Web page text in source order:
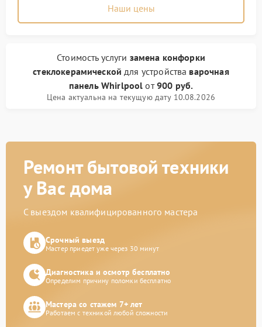
Наши цены
Стоимость услуги замена конфорки
стеклокерамической для устройства варочная
панель Whirlpool от900 руб.
Цена актуальна на текущую дату 10.08.2026
Ремонт бытовой техники
у Вас дома
С выездом квалифицированного мастера
Срочный выезд
Мастер приедет уже через 30 минут
Диагностика и осмотр бесплатно
Определим причину поломки бесплатно
Мастера со стажем 7+ лет
Работаем с техникой любой сложности